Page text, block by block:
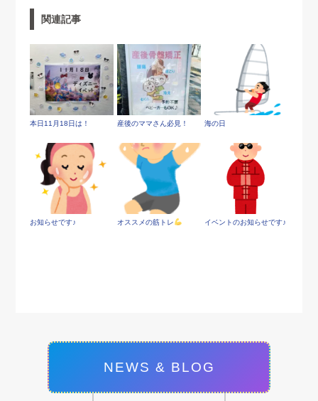
関連記事
本日11月18日は！ 産後のママさん必見！ 海の日
お知らせです♪ オススメの筋トレ イベントのお知らせです♪
NEWS & BLOG